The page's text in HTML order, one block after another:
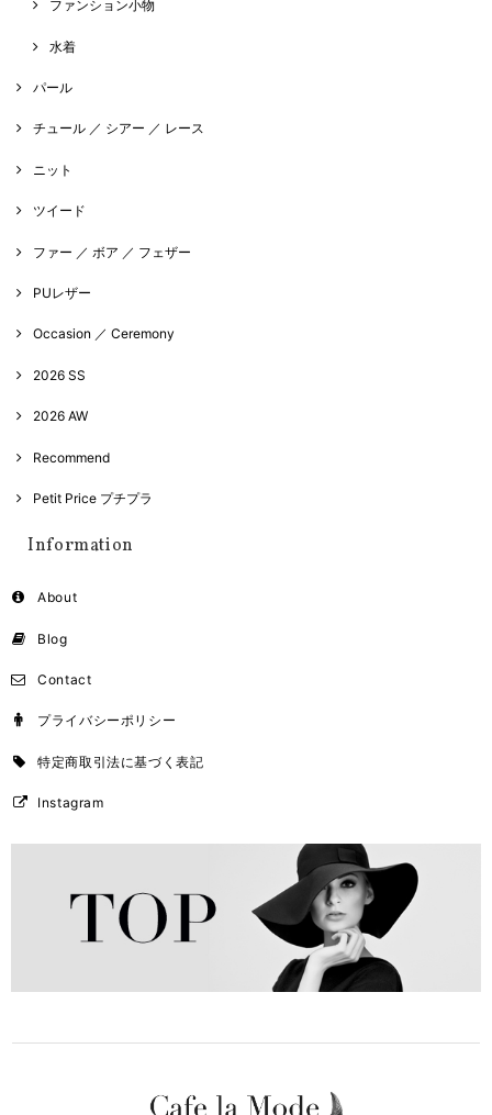
ファンション小物
水着
パール
チュール ／ シアー ／ レース
ニット
ツイード
ファー ／ ボア ／ フェザー
PUレザー
Occasion ／ Ceremony
2026 SS
2026 AW
Recommend
Petit Price プチプラ
Information
About
Blog
Contact
プライバシーポリシー
特定商取引法に基づく表記
Instagram